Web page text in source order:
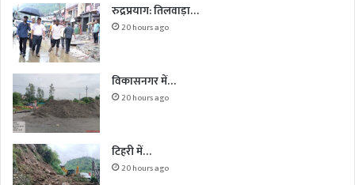
रुद्रप्रयाग: तिलवाड़ा…
20 hours ago
विकासनगर में…
20 hours ago
टिहरी में…
20 hours ago